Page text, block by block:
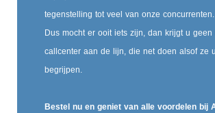
tegenstelling tot veel van onze concurrenten.
Dus mocht er ooit iets zijn, dan krijgt u geen
callcenter aan de lijn, die net doen alsof ze
begrijpen.
Bestel nu en geniet van alle voordelen bij